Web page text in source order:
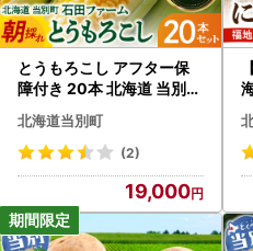
とうもろこし アフター保
障付き 20本 北海道 当別町
とうもろこし
北海道当別町
(2)
19,000